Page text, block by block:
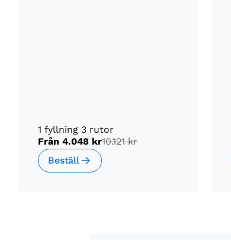
1 fyllning 3 rutor
Från 4.048 kr10.121 kr
Beställ